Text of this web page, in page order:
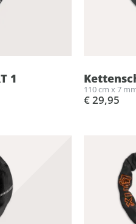
1
110 cm x 7
€ 29,95